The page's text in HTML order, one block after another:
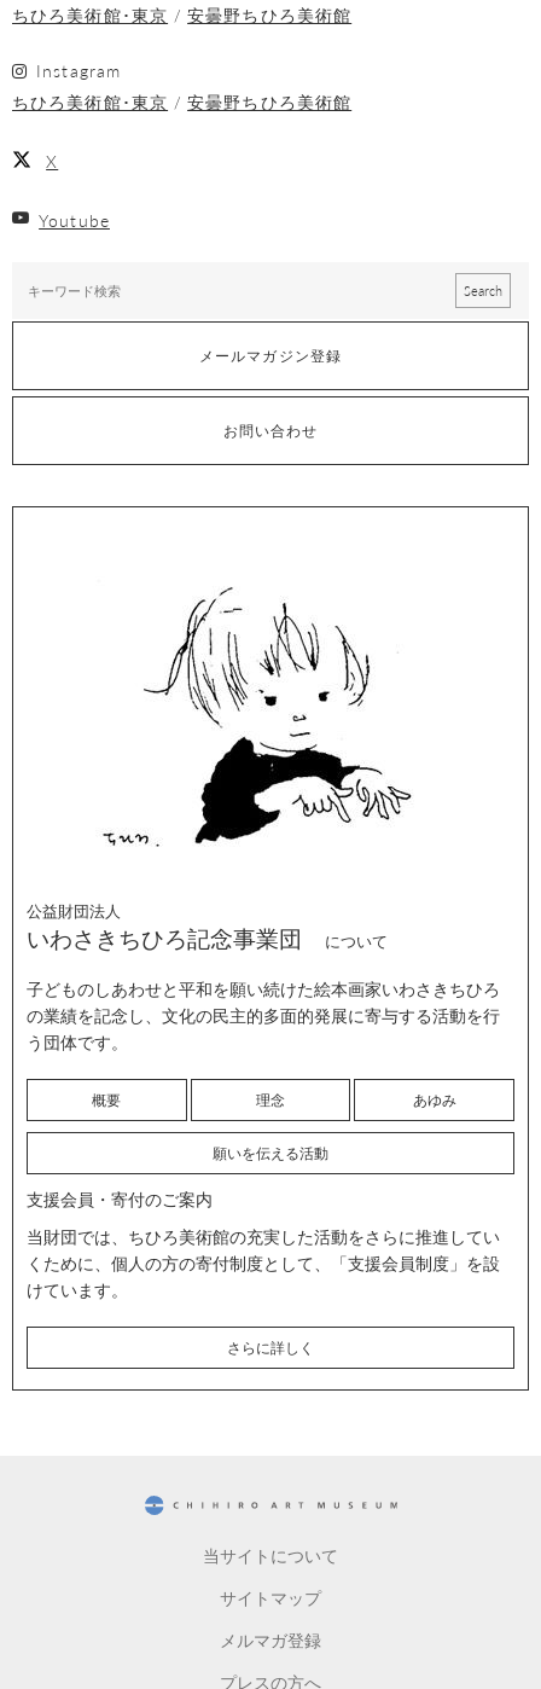
ちひろ美術館･東京
安曇野ちひろ美術館
Instagram
ちひろ美術館･東京
安曇野ちひろ美術館
X
Youtube
メールマガジン登録
お問い合わせ
公益財団法人
いわさきちひろ記念事業団 について
子どものしあわせと平和を願い続けた絵本画家いわさきちひろ
の業績を記念し、文化の民主的多面的発展に寄与する活動を行
う団体です。
概要 理念 あゆみ
願いを伝える活動
支援会員・寄付のご案内
当財団では、ちひろ美術館の充実した活動をさらに推進してい
くために、個人の方の寄付制度として、「支援会員制度」を設
けています。
さらに詳しく
当サイトについて
サイトマップ
メルマガ登録
プレスの方へ